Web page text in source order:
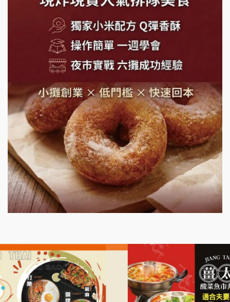
SHARE TEA歇腳亭加盟說明會
潮味決-湯滷專門店加盟說明會
鬍子茶加盟說明會
鮮茶道加盟說明會
微風亭鐵板燒加盟說明會
漫步藍咖啡加盟說明會
明石章魚燒加盟說明會
出櫃加盟說明會
千香漢堡加盟說明會
拉亞漢堡加盟說明會
杜芳子古味茶鋪加盟說明會